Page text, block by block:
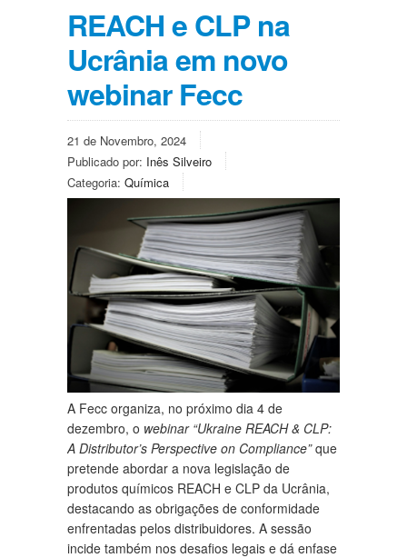
REACH e CLP na
Ucrânia em novo
webinar Fecc
21 de Novembro, 2024
Publicado por: Inês Silveiro
Categoria: Química
A Fecc organiza, no próximo dia 4 de
dezembro, o webinar “Ukraine REACH & CLP:
A Distributor’s Perspective on Compliance”que
pretende abordar a nova legislação de
produtos químicos REACH e CLP da Ucrânia,
destacando as obrigações de conformidade
enfrentadas pelos distribuidores. A sessão
incide também nos desafios legais e dá enfase